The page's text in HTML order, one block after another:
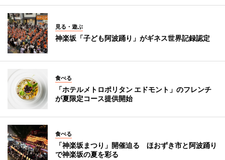
見る・遊ぶ
神楽坂「子ども阿波踊り」がギネス世界記録認定
食べる
「ホテルメトロポリタン エドモント」のフレンチ
が夏限定コース提供開始
食べる
「神楽坂まつり」開催迫る ほおずき市と阿波踊り
で神楽坂の夏を彩る